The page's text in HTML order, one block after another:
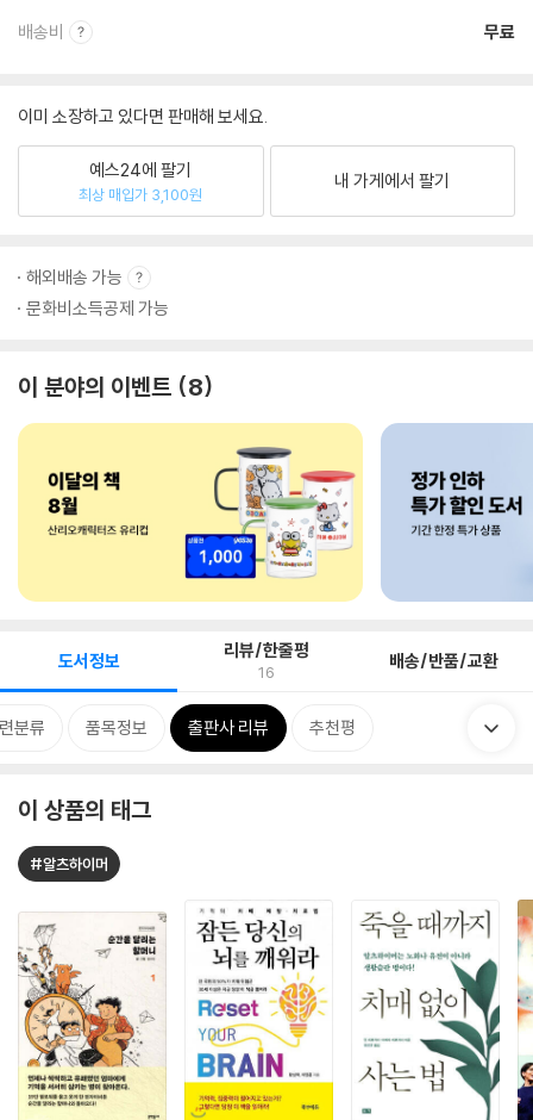
배송비 무료
이미 소장하고 있다면 판매해 보세요.
예스24에 팔기
최상 매입가 3,100원
내 가게에서 팔기
해외배송 가능
문화비소득공제 가능
이 분야의 이벤트 8
도서정보 리뷰/한줄평
16 배송/반품/교환
분류 품목정보 출판사 리뷰 추천평
이 상품의 태그
#알츠하이머